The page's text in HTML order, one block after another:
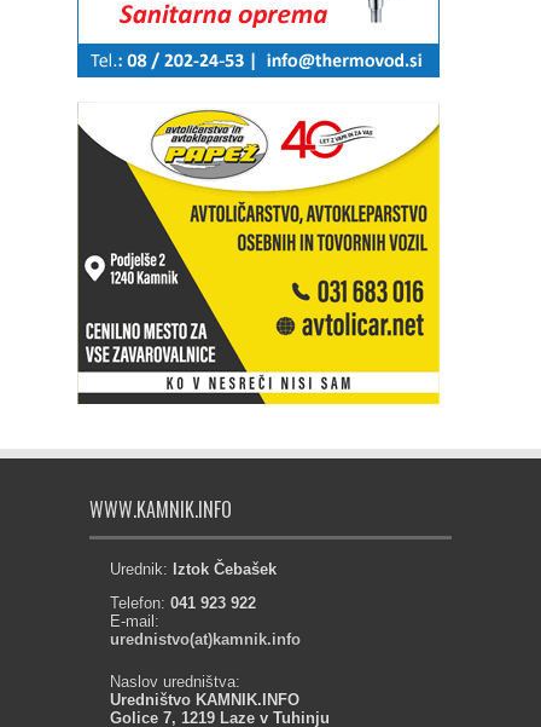
WWW.KAMNIK.INFO
Urednik: Iztok Čebašek
Telefon: 041 923 922
E-mail:
urednistvo(at)kamnik.info
Naslov uredništva:
Uredništvo KAMNIK.INFO
Golice 7, 1219 Laze v Tuhinju